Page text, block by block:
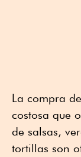
La compra
costosa que
de salsas,
tortillas son